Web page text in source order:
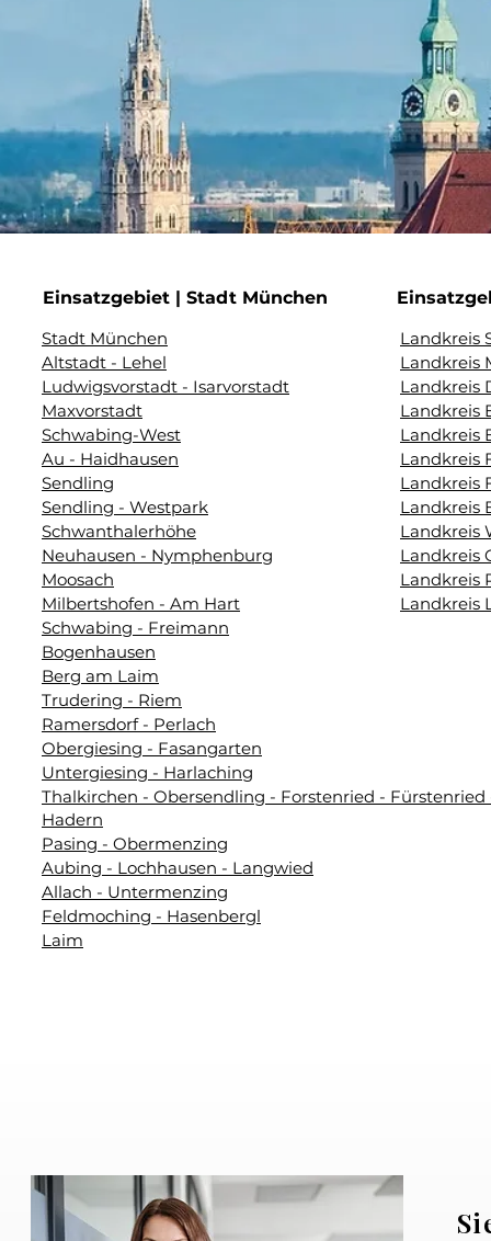
Einsatzgebiet | Stadt München
Stadt München
Landkreis
Altstadt - Lehel
Ludwigsvorstadt - Isarvorstadt
Maxvorstadt
Schwabing-West
Au - Haidhausen
Sendling
Sendling - Westpark
Schwanthalerhöhe
Neuhausen - Nymphenburg
Moosach
Milbertshofen - Am Hart
Landkreis
Landkreis
Landkreis
Landkreis
Landkreis
Landkreis
Landkreis
Landkreis
Landkreis
Landkreis
Landkreis
Schwabing - Freimann
Bogenhausen
Berg am Laim
Trudering - Riem
Ramersdorf - Perlach
Obergiesing - Fasangarten
Untergiesing - Harlaching
Thalkirchen - Obersendling - Forstenried - Fürstenried
Hadern
Pasing - Obermenzing
Aubing - Lochhausen - Langwied
Allach - Untermenzing
Feldmoching - Hasenbergl
Laim